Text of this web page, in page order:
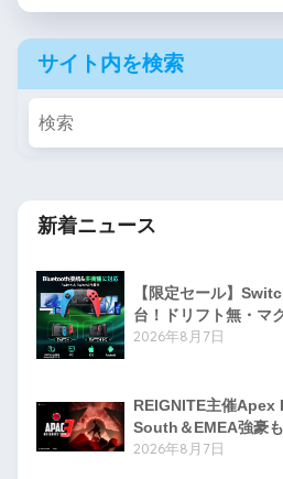
サイト内を検索
新着ニュース
【限定セール】
台！ドリフト無・マ
2026年8月7日
REIGNITE主催
South＆EMEA強豪も
2026年8月7日